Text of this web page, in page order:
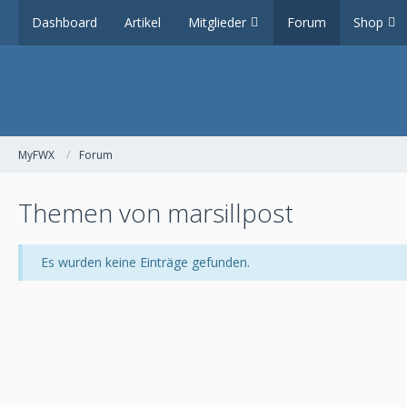
Dashboard Artikel Mitglieder Forum Shop
MyFWX Forum
Themen von marsillpost
Es wurden keine Einträge gefunden.